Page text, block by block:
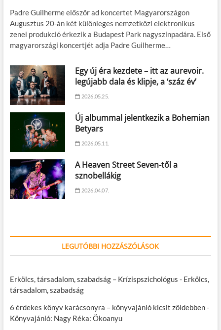
Padre Guilherme először ad koncertet Magyarországon
Augusztus 20-án két különleges nemzetközi elektronikus
zenei produkció érkezik a Budapest Park nagyszínpadára. Első
magyarországi koncertjét adja Padre Guilherme…
Egy új éra kezdete – itt az aurevoir.
legújabb dala és klipje, a ‘száz év’
2026.05.25.
Új albummal jelentkezik a Bohemian
Betyars
2026.05.11.
A Heaven Street Seven-től a
sznobellákig
2026.04.07.
LEGUTÓBBI HOZZÁSZÓLÁSOK
Erkölcs, társadalom, szabadság – Krízispszichológus - Erkölcs,
társadalom, szabadság
6 érdekes könyv karácsonyra – könyvajánló kicsit zöldebben-
Könyvajánló: Nagy Réka: Ökoanyu